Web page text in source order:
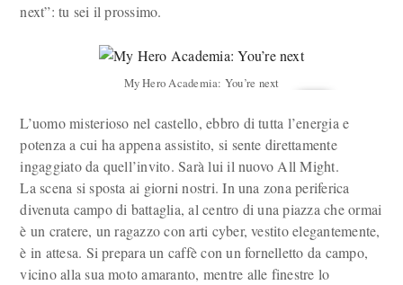
next”: tu sei il prossimo.
My Hero Academia: You’re next
L’uomo misterioso nel castello, ebbro di tutta l’energia e
potenza a cui ha appena assistito, si sente direttamente
ingaggiato da quell’invito. Sarà lui il nuovo All Might.
La scena si sposta ai giorni nostri. In una zona periferica
divenuta campo di battaglia, al centro di una piazza che ormai
è un cratere, un ragazzo con arti cyber, vestito elegantemente,
è in attesa. Si prepara un caffè con un fornelletto da campo,
vicino alla sua moto amaranto, mentre alle finestre lo